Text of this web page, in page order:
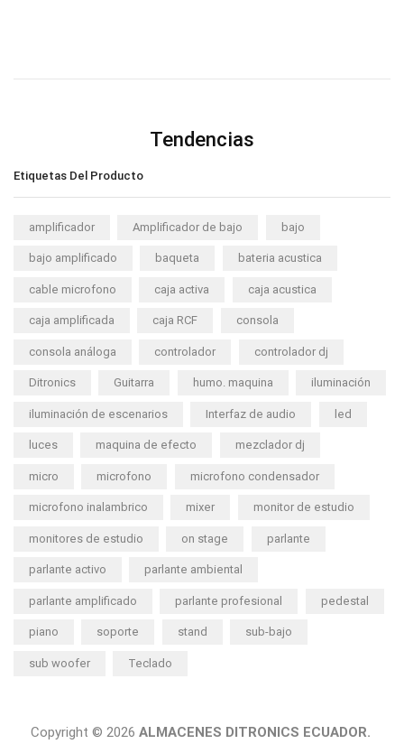
Tendencias
Etiquetas Del Producto
amplificador Amplificador de bajo bajo
bajo amplificado baqueta bateria acustica
cable microfono caja activa caja acustica
caja amplificada caja RCF consola
consola análoga controlador controlador dj
Ditronics Guitarra humo. maquina iluminación
iluminación de escenarios Interfaz de audio led
luces maquina de efecto mezclador dj
micro microfono microfono condensador
microfono inalambrico mixer monitor de estudio
monitores de estudio on stage parlante
parlante activo parlante ambiental
parlante amplificado parlante profesional pedestal
piano soporte stand sub-bajo
sub woofer Teclado
Copyright © 2026 ALMACENES DITRONICS ECUADOR.